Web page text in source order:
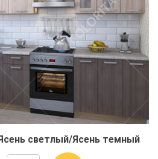
светлый/Ясень темный